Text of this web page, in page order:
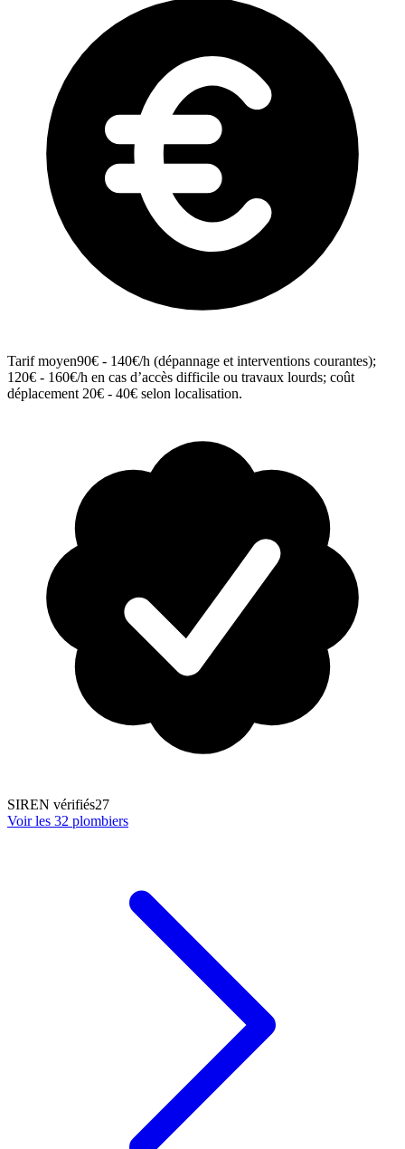
Tarif moyen90€ - 140€/h (dépannage et interventions courantes);
120€ - 160€/h en cas d’accès difficile ou travaux lourds; coût
déplacement 20€ - 40€ selon localisation.
SIREN vérifiés27
Voir les 32 plombiers